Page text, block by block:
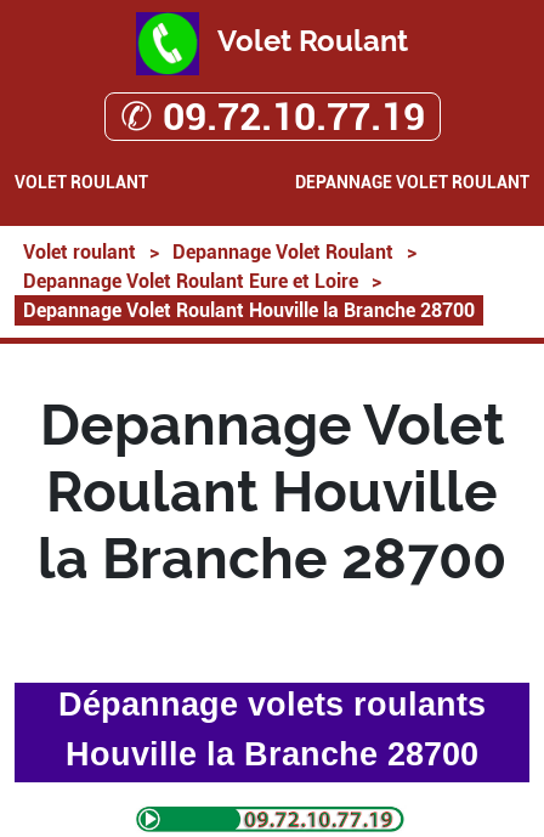
Volet Roulant
✆ 09.72.10.77.19
VOLET ROULANT DEPANNAGE VOLET ROULANT
Volet roulant > Depannage Volet Roulant
>
Depannage Volet Roulant Eure et Loire
>
Depannage Volet Roulant Houville la Branche 28700
Depannage Volet
Roulant Houville
la Branche 28700
Dépannage volets roulants
Houville la Branche 28700